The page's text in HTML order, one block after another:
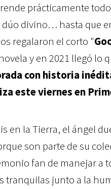
prácticamente
divino… hasta que
regalaron el corto "
y en 2021 llegó lo
con historia
este viernes en
en la Tierra, el ángel
son parte de su
fan de manejar a
tranquilas junto a la